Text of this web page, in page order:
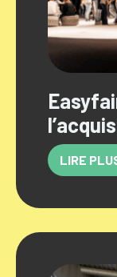
LIRE